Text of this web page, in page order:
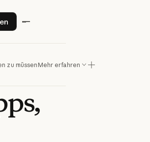
zu müssen Mehr erfahren